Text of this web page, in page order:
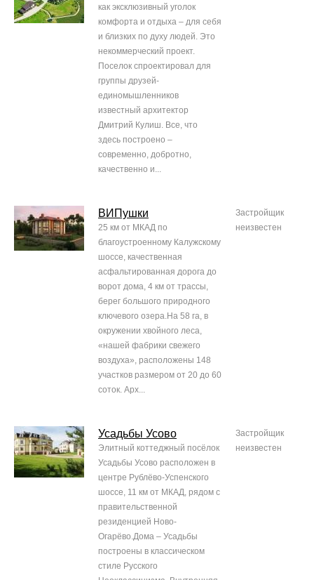
как эксклюзивный уголок
комфорта и отдыха – для себя
и близких по духу людей. Это
некоммерческий проект.
Поселок спроектировал для
группы друзей-
единомышленников
известный архитектор
Дмитрий Кулиш. Все, что
здесь построено –
современно, добротно,
качественно и...
ВИПушки
25 км от МКАД по
благоустроенному Калужскому
шоссе, качественная
асфальтированная дорога до
ворот дома, 4 км от трассы,
берег большого природного
ключевого озера.На 58 га, в
окружении хвойного леса,
«нашей фабрики свежего
воздуха», расположены 148
участков размером от 20 до 60
соток. Арх...
Застройщик
неизвестен
Усадьбы Усово
Элитный коттеджный посёлок
Усадьбы Усово расположен в
центре Рублёво-Успенского
шоссе, 11 км от МКАД, рядом с
правительственной
резиденцией Ново-
Огарёво.Дома – Усадьбы
построены в классическом
стиле Русского
Застройщик
неизвестен